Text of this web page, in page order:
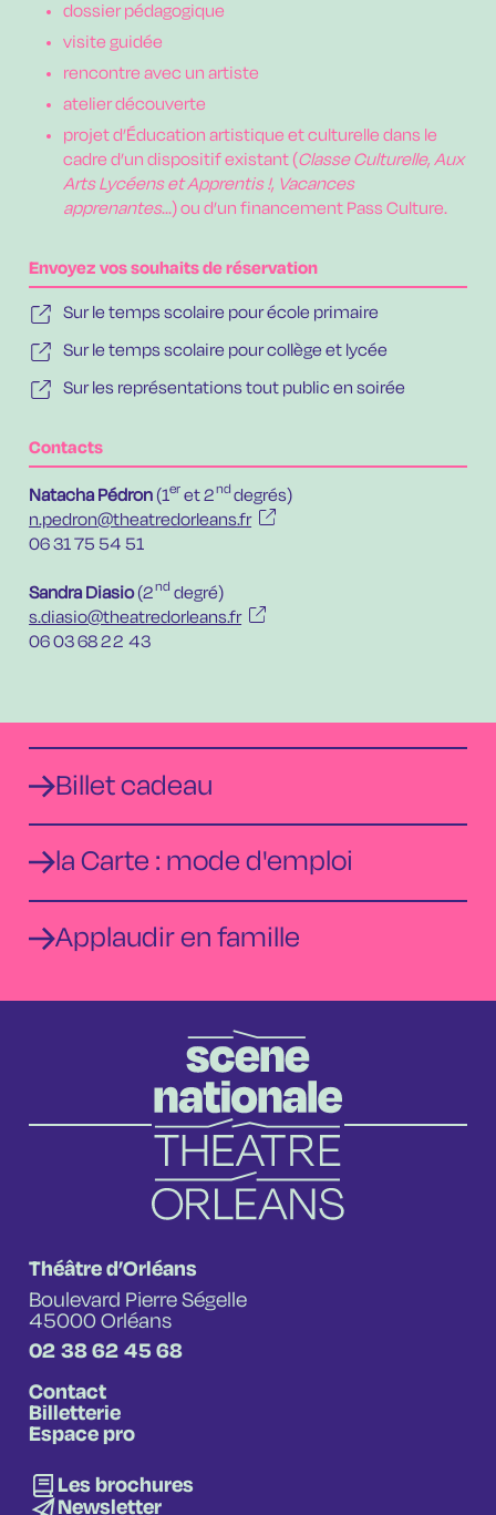
dossier pédagogique
visite guidée
rencontre avec un artiste
atelier découverte
projet d’Éducation artistique et culturelle dans le
cadre d’un dispositif existant (Classe Culturelle, Aux
Arts Lycéens et Apprentis !, Vacances
apprenantes...) ou d’un financement Pass Culture.
Envoyez vos souhaits de réservation
Sur le temps scolaire pour école primaire
Sur le temps scolaire pour collège et lycée
Sur les représentations tout public en soirée
Contacts
Natacha Pédron(1er et 2nd degrés)
n.pedron@theatredorleans.fr
06 31 75 54 51
Sandra Diasio(2nd degré)
s.diasio@theatredorleans.fr
06 03 68 22 43
Billet cadeau
la Carte : mode d'emploi
Applaudir en famille
Théâtre d’Orléans
Boulevard Pierre Ségelle
45000 Orléans
02 38 62 45 68
Contact
Billetterie
Espace pro
Les brochures
Newsletter